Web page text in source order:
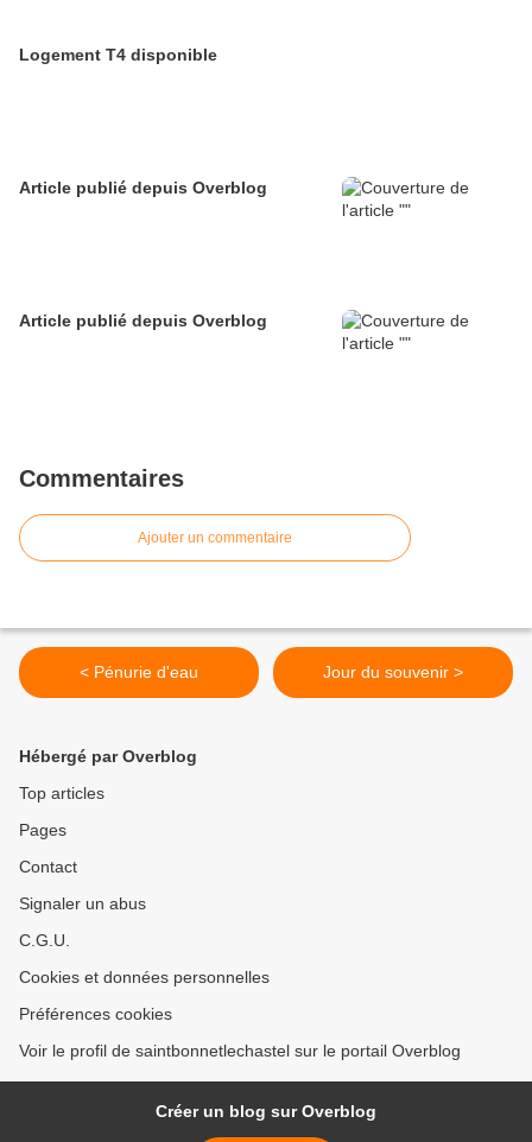
Logement T4 disponible
Article publié depuis Overblog
Article publié depuis Overblog
Commentaires
Ajouter un commentaire
< Pénurie d'eau Jour du souvenir >
Hébergé par Overblog
Top articles
Pages
Contact
Signaler un abus
C.G.U.
Cookies et données personnelles
Préférences cookies
Voir le profil de saintbonnetlechastel sur le portail Overblog
Créer un blog sur Overblog